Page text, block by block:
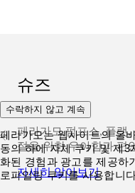
슈즈
페라가모 펌프스, 플랫
절을 위한 우아함과 편
자세히 알아보기
수락하지 않고 계속
페라가모는 웹사이트의 올
동의 하에 자체 쿠키 및 제3
화된 경험과 광고를 제공하
로파일링 쿠키를 사용합니